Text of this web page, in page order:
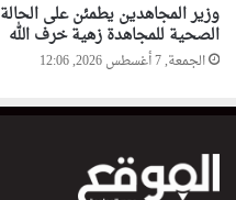
وزير المجاهدين يطمئن على الحالة
الصحية للمجاهدة زهية خرف الله
الجمعة, 7 أغسطس 2026, 12:06